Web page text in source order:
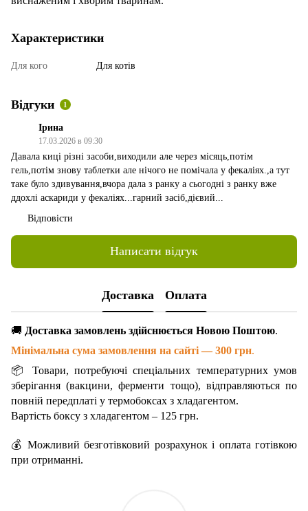
Характеристики
Для кого Для котів
Відгуки 1
Ірина
17.03.2026 в 09:30
Давала киці різні засоби,виходили але через місяць,потім
гель,потім знову таблетки але нічого не помічала у фекаліях.,а тут
таке було здивування,вчора дала з ранку а сьогодні з ранку вже
ддохлі аскариди у фекаліях...гарний засіб,дієвий...
Відповісти
Написати відгук
Доставка Оплата
🚚 Доставка замовлень здійснюється Новою Поштою.
Мінімальна сума замовлення на сайті — 300 грн.
📦 Товари, потребуючі спеціальних температурних умов
зберігання (вакцини, ферменти тощо), відправляються по
повній передплаті у термобоксах з хладагентом.
Вартість боксу з хладагентом – 125 грн.
💰 Можливий безготівковий розрахунок і оплата готівкою
при отриманні.